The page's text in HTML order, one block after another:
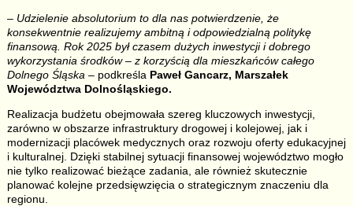
– Udzielenie absolutorium to dla nas potwierdzenie, że
konsekwentnie realizujemy ambitną i odpowiedzialną politykę
finansową. Rok 2025 był czasem dużych inwestycji i dobrego
wykorzystania środków – z korzyścią dla mieszkańców całego
Dolnego Śląska – podkreśla Paweł Gancarz, Marszałek
Województwa Dolnośląskiego.
Realizacja budżetu obejmowała szereg kluczowych inwestycji,
zarówno w obszarze infrastruktury drogowej i kolejowej, jak i
modernizacji placówek medycznych oraz rozwoju oferty edukacyjnej
i kulturalnej. Dzięki stabilnej sytuacji finansowej województwo mogło
nie tylko realizować bieżące zadania, ale również skutecznie
planować kolejne przedsięwzięcia o strategicznym znaczeniu dla
regionu.